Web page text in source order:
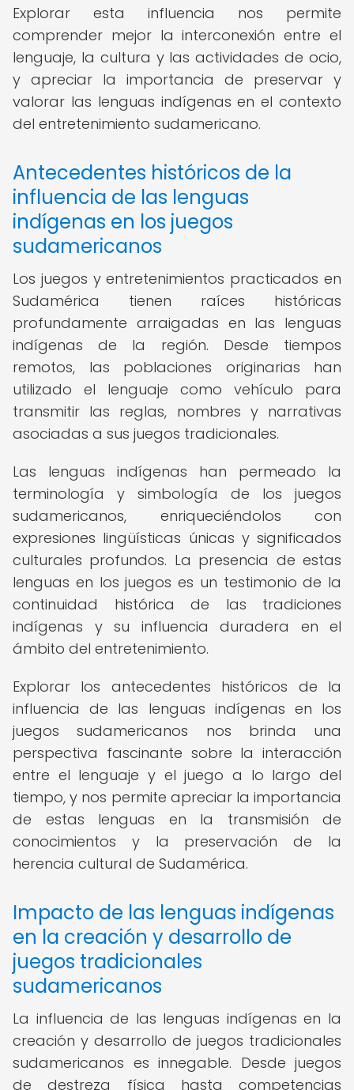
Explorar esta influencia nos permite
comprender mejor la interconexión entre el
lenguaje, la cultura y las actividades de ocio,
y apreciar la importancia de preservar y
valorar las lenguas indígenas en el contexto
del entretenimiento sudamericano.
Antecedentes históricos de la
influencia de las lenguas
indígenas en los juegos
sudamericanos
Los juegos y entretenimientos practicados en
Sudamérica tienen raíces históricas
profundamente arraigadas en las lenguas
indígenas de la región. Desde tiempos
remotos, las poblaciones originarias han
utilizado el lenguaje como vehículo para
transmitir las reglas, nombres y narrativas
asociadas a sus juegos tradicionales.
Las lenguas indígenas han permeado la
terminología y simbología de los juegos
sudamericanos, enriqueciéndolos con
expresiones lingüísticas únicas y significados
culturales profundos. La presencia de estas
lenguas en los juegos es un testimonio de la
continuidad histórica de las tradiciones
indígenas y su influencia duradera en el
ámbito del entretenimiento.
Explorar los antecedentes históricos de la
influencia de las lenguas indígenas en los
juegos sudamericanos nos brinda una
perspectiva fascinante sobre la interacción
entre el lenguaje y el juego a lo largo del
tiempo, y nos permite apreciar la importancia
de estas lenguas en la transmisión de
conocimientos y la preservación de la
herencia cultural de Sudamérica.
Impacto de las lenguas indígenas
en la creación y desarrollo de
juegos tradicionales
sudamericanos
La influencia de las lenguas indígenas en la
creación y desarrollo de juegos tradicionales
sudamericanos es innegable. Desde juegos
de destreza física hasta competencias